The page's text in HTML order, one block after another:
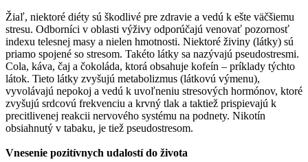
Žiaľ, niektoré diéty sú škodlivé pre zdravie a vedú k ešte väčšiemu
stresu. Odborníci v oblasti výživy odporúčajú venovať pozornosť
indexu telesnej masy a nielen hmotnosti. Niektoré živiny (látky) sú
priamo spojené so stresom. Takéto látky sa nazývajú pseudostresmi.
Cola, káva, čaj a čokoláda, ktorá obsahuje kofeín – príklady týchto
látok. Tieto látky zvyšujú metabolizmus (látkovú výmenu),
vyvolávajú nepokoj a vedú k uvoľneniu stresových hormónov, ktoré
zvyšujú srdcovú frekvenciu a krvný tlak a taktiež prispievajú k
precitlivenej reakcii nervového systému na podnety. Nikotín
obsiahnutý v tabaku, je tiež pseudostresom.
Vnesenie pozitívnych udalostí do života